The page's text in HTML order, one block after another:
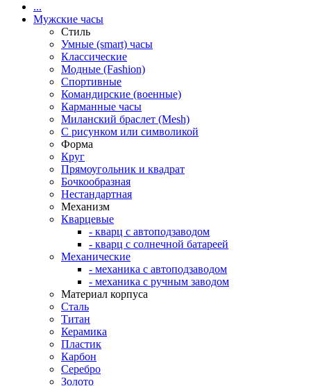
...
Мужские часы
Стиль
Умные (smart) часы
Классические
Модные (Fashion)
Спортивные
Командирские (военные)
Карманные часы
Миланский браслет (Mesh)
С рисунком или символикой
Форма
Круг
Прямоугольник и квадрат
Бочкообразная
Нестандартная
Механизм
Кварцевые
- кварц с автоподзаводом
- кварц с солнечной батареей
Механические
- механика с автоподзаводом
- механика с ручным заводом
Материал корпуса
Сталь
Титан
Керамика
Пластик
Карбон
Серебро
Золото